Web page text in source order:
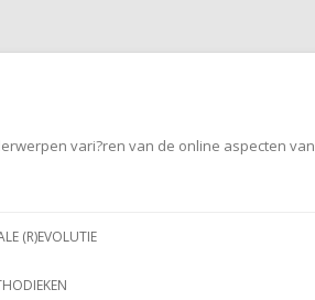
vari?ren van de online aspecten van
(R)EVOLUTIE